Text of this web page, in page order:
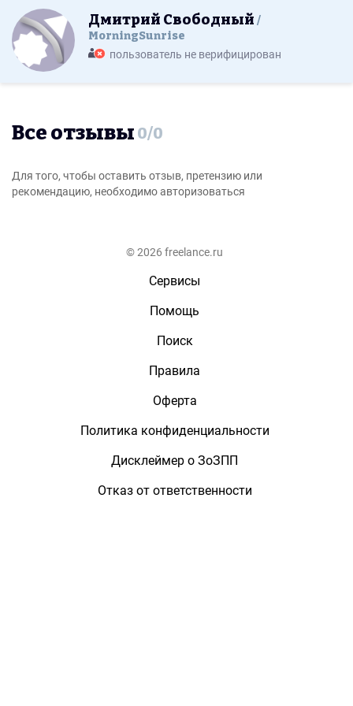
Дмитрий Свободный
MorningSunrise
пользователь не верифицирован
Все отзывы 0/0
Для того, чтобы оставить отзыв, претензию или
рекомендацию, необходимо авторизоваться
© 2026 freelance.ru
Сервисы
Помощь
Поиск
Правила
Оферта
Политика конфиденциальности
Дисклеймер о ЗоЗПП
Отказ от ответственности